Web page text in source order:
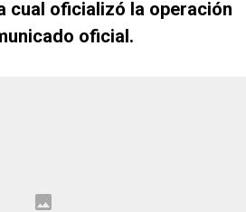
cual oficializó la operación
oficial.